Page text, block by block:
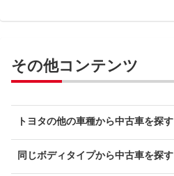
その他コンテンツ
トヨタの他の車種から中古車を探す
同じボディタイプから中古車を探す